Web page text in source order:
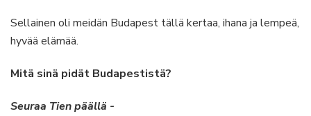
Sellainen oli meidän Budapest tällä kertaa, ihana ja lempeä,
hyvää elämää.
Mitä sinä pidät Budapestistä?
Seuraa Tien päällä -